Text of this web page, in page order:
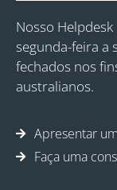
Nosso
segunda-feira a
fechados nos
australianos.
Apresentar
Faça uma